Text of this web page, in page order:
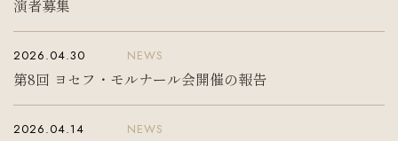
演者募集
2026.04.30 NEWS
第8回 ヨセフ・モルナール会開催の報告
2026.04.14 NEWS